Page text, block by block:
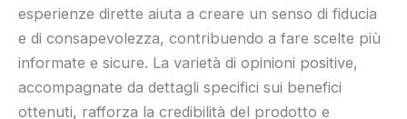
esperienze dirette aiuta a creare un senso di fiducia
e di consapevolezza, contribuendo a fare scelte più
informate e sicure. La varietà di opinioni positive,
accompagnate da dettagli specifici sui benefici
ottenuti, rafforza la credibilità del prodotto e